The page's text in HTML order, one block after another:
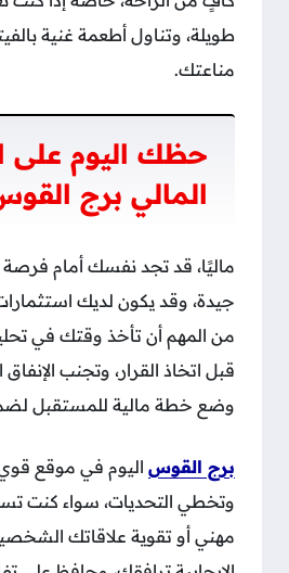
طويلة، وتناول أطعمة غنية
مناعتك.
حظك اليوم على
المالي برج
ماليًا، قد تجد نفسك أمام
جيدة، وقد يكون لديك
من المهم أن تأخذ وقتك في
قبل اتخاذ القرار، وتجنب
وضع خطة مالية للمستقبل
برج القوس اليوم في موقع
وتخطي التحديات، سواء كنت
مهني أو تقوية علاقاتك